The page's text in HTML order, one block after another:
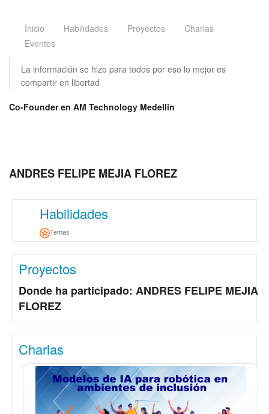
Inicio Habilidades Proyectos
Charlas
Eventos
La información se hizo para todos por eso lo mejor es
compartir en libertad
Co-Founder en AM Technology Medellin
ANDRES FELIPE MEJIA FLOREZ
Habilidades
Temas
Proyectos
Donde ha participado: ANDRES FELIPE MEJIA
FLOREZ
Charlas